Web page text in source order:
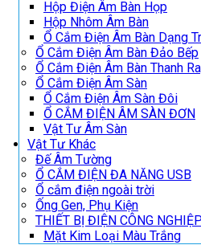
Hộp Điện Âm Bàn Họp
Hộp Nhôm Âm Bàn
Ổ Cắm Điện Âm Bàn Dạng
Ổ Cắm Điện Âm Bàn Đảo Bếp
Ổ Cắm Điện Âm Bàn Thanh
Ổ Cắm Điện Âm Sàn
Ổ Cắm Điện Âm Sàn Đôi
Ổ CẮM ĐIỆN ÂM SÀN ĐƠN
Vật Tư Âm Sàn
Vật Tư Khác
Đế Âm Tường
Ổ CẮM ĐIỆN ĐA NĂNG USB
Ổ cắm điện ngoài trời
Ống Gen, Phụ Kiện
THIẾT BỊ ĐIỆN CÔNG NGHIỆP
Mặt Kim Loại Màu Trắng